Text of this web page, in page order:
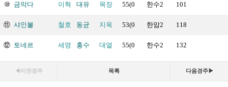
⑩ 금악다 이혁 대유 목장 55(0 한수2 101
⑪ 샤인볼 철호 동균 지욱 53(0 한암2 118
⑫ 토네르 세영 홍수 대열 55(0 한수2 132
◀이전경주 목록 다음경주▶